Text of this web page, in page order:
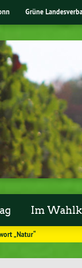
Grüne
Im
„Natur“